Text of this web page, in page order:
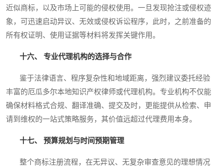
近似商标，以及市场上可能的侵权使用。一旦发现抢注或侵权迹
象，可迅速启动异议、无效或侵权诉讼程序，此时，之前准备的
所有权证明、使用证据等材料将发挥关键作用。
十六、 专业代理机构的选择与合作
鉴于法律语言、程序复杂性和地域距离，强烈建议委托经验
丰富的厄瓜多尔本地知识产权律师或代理机构。专业机构不仅能
确保材料格式合规、翻译准确、提交及时，更能提供从检索、申
请到维权的一站式策略服务，其价值远超过代理费用本身。
十七、 预算规划与时间预期管理
整个商标注册流程，在无异议、无复杂审查意见的理想情况